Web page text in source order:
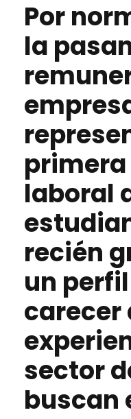
Por
la
primera
laboral
recién
un
carecer
sector
buscan